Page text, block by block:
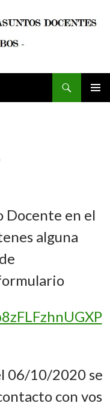
Docente en el
alguna
06/10/2020 se
con vos